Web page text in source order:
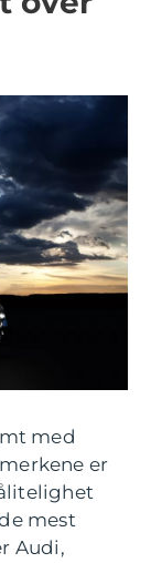
med
er
mest
Audi,